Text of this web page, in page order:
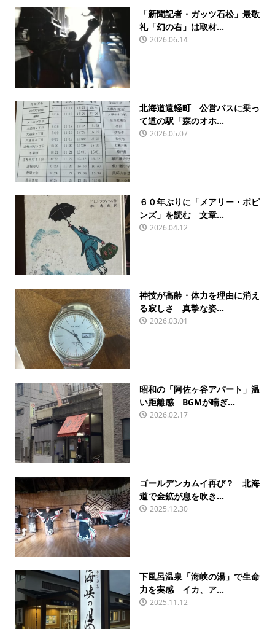
「新聞記者・ガッツ石松」最敬
礼「幻の右」は取材...
2026.06.14
北海道遠軽町 公営バスに乗っ
て道の駅「森のオホ...
2026.05.07
６０年ぶりに「メアリー・ポピ
ンズ」を読む 文章...
2026.04.12
神技が高齢・体力を理由に消え
る寂しさ 真摯な姿...
2026.03.01
昭和の「阿佐ヶ谷アパート」温
い距離感 BGMが喘ぎ...
2026.02.17
ゴールデンカムイ再び？ 北海
道で金鉱が息を吹き...
2025.12.30
下風呂温泉「海峡の湯」で生命
力を実感 イカ、ア...
2025.11.12